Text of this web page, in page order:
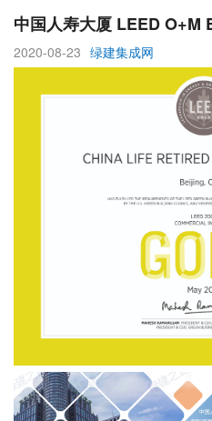
中国人寿大厦 LEED O+M
2020-08-23 绿建集成网